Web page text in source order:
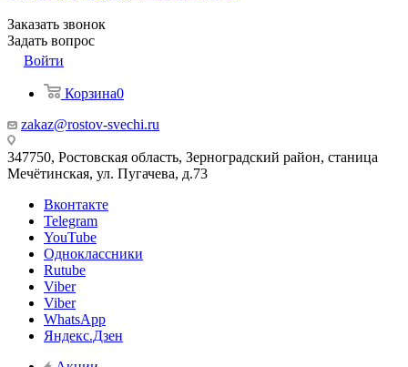
Заказать звонок
Задать вопрос
Войти
Корзина0
zakaz@rostov-svechi.ru
347750, Ростовская область, Зерноградский район, станица
Мечётинская, ул. Пугачева, д.73
Вконтакте
Telegram
YouTube
Одноклассники
Rutube
Viber
Viber
WhatsApp
Яндекс.Дзен